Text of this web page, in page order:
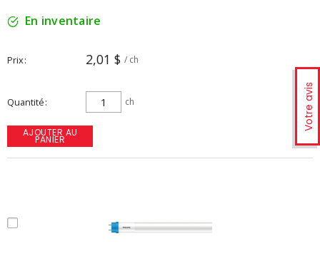
Votre avis
En inventaire
Prix 2,01 $ / ch
Quantité ch
AJOUTER AU
PANIER